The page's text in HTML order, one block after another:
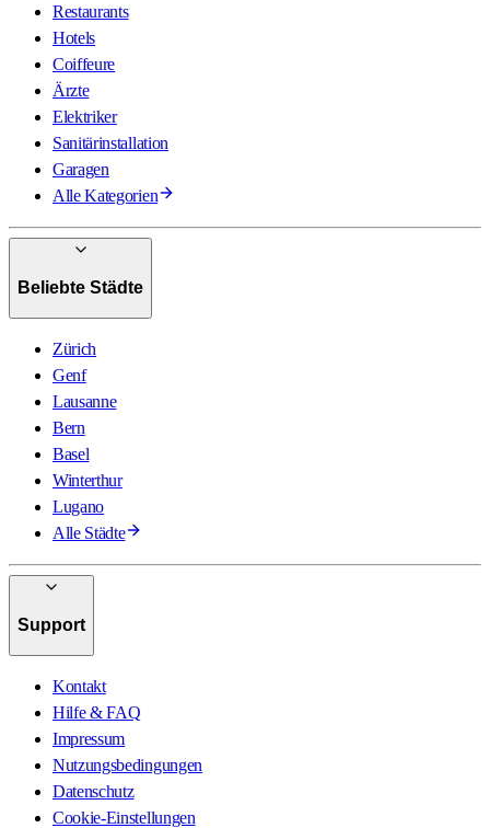
Restaurants
Hotels
Coiffeure
Ärzte
Elektriker
Sanitärinstallation
Garagen
Alle Kategorien
Beliebte Städte
Zürich
Genf
Lausanne
Bern
Basel
Winterthur
Lugano
Alle Städte
Support
Kontakt
Hilfe & FAQ
Impressum
Nutzungsbedingungen
Datenschutz
Cookie-Einstellungen